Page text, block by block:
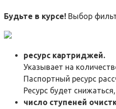
Будьте в курсе! Выбор
ресурс картриджей.
Указывает на
Паспортный ресурс
Ресурс будет
число ступеней